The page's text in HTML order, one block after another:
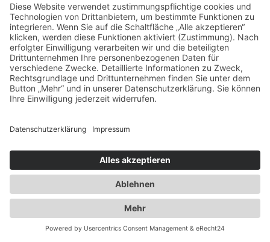
Technische Gase
2014
Umzug innerhalb Heusenstamms in
unsere neuen Räumlichkeiten an der
Martinseestraße 1
2015
Duwensee feiert Geburtstag
2016
Ausbau des Speditionshofes um 4000 qm
2017
Erweiterung der Lagerfläche auf knapp
2018
Implementierung eines